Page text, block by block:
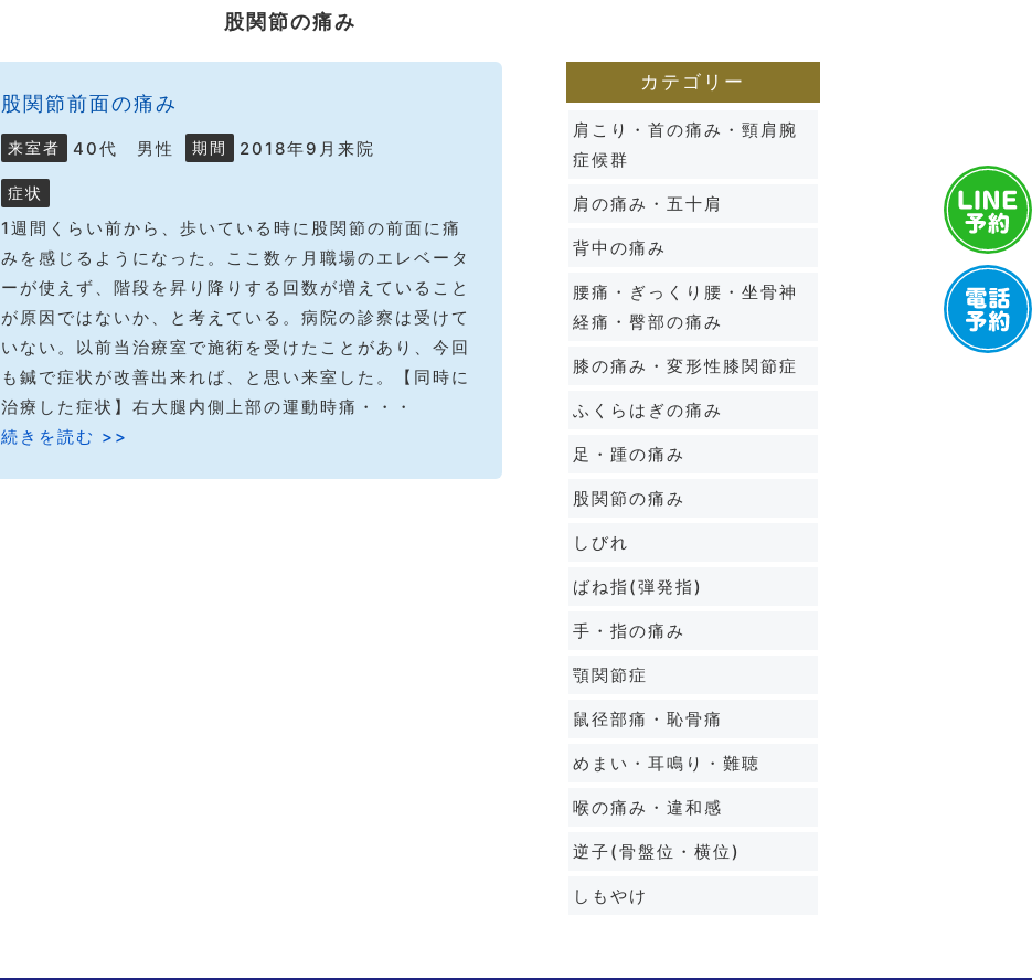
股関節の痛み
股関節前面の痛み
来室者 40代 男性 期間 2018年9月来院
症状
1週間くらい前から、歩いている時に股関節の前面に痛
みを感じるようになった。ここ数ヶ月職場のエレベータ
ーが使えず、階段を昇り降りする回数が増えていること
が原因ではないか、と考えている。病院の診察は受けて
いない。以前当治療室で施術を受けたことがあり、今回
も鍼で症状が改善出来れば、と思い来室した。【同時に
治療した症状】右大腿内側上部の運動時痛・・・
続きを読む >>
カテゴリー
肩こり・首の痛み・頸肩腕
症候群
肩の痛み・五十肩
背中の痛み
腰痛・ぎっくり腰・坐骨神
経痛・臀部の痛み
膝の痛み・変形性膝関節症
ふくらはぎの痛み
足・踵の痛み
股関節の痛み
しびれ
ばね指(弾発指)
手・指の痛み
顎関節症
鼠径部痛・恥骨痛
めまい・耳鳴り・難聴
喉の痛み・違和感
逆子(骨盤位・横位)
しもやけ